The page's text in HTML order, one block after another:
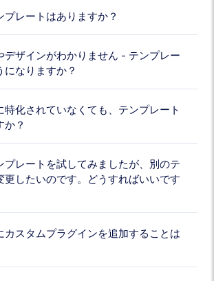
プレートはありますか？
デザインがわかりません - テンプレー
になりますか？
特化されていなくても、テンプレート
か？
プレートを試してみましたが、別のテ
更したいのです。どうすればいいです
カスタムプラグインを追加することは